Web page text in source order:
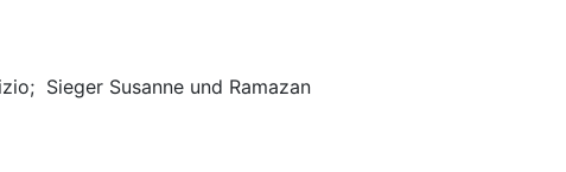
Sieger Susanne und Ramazan